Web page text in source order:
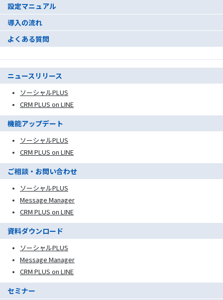
設定マニュアル
導入の流れ
よくある質問
ニュースリリース
ソーシャルPLUS
CRM PLUS on LINE
機能アップデート
ソーシャルPLUS
CRM PLUS on LINE
ご相談・お問い合わせ
ソーシャルPLUS
Message Manager
CRM PLUS on LINE
資料ダウンロード
ソーシャルPLUS
Message Manager
CRM PLUS on LINE
セミナー